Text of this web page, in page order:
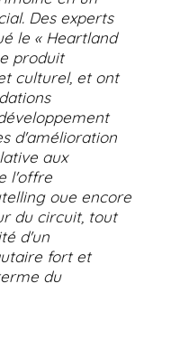
Des experts
le « Heartland
produit
culturel, et ont
d'amélioration
aux
l'offre
oue encore
du circuit, tout
d'un
fort et
du